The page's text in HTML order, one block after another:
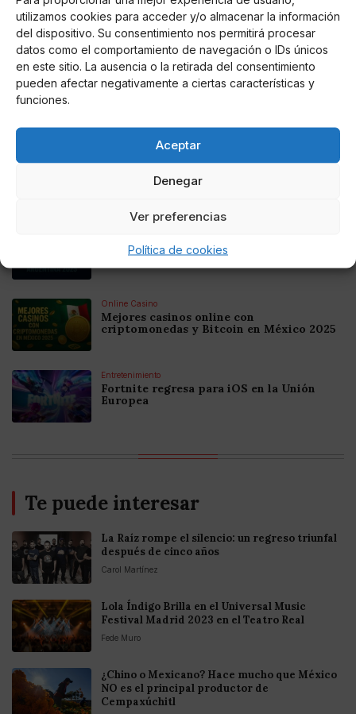
utilizamos cookies para acceder y/o almacenar la información
del dispositivo. Su consentimiento nos permitirá procesar
datos como el comportamiento de navegación o IDs únicos
en este sitio. La ausencia o la retirada del consentimiento
pueden afectar negativamente a ciertas características y
funciones.
Aceptar
Denegar
Ver preferencias
Política de cookies
AUTOR
Antonio Gómez
Noticias relacionadas
Mejores Cripto Casinos Online en
Colombia 2025: Bitcoin Casinos
Mejores Casinos Online con Bitcoin y
Criptomonedas en Argentina 2025
Online Casino
Mejores casinos online con
criptomonedas y Bitcoin en México 2025
Entretenimiento
Fortnite regresa para iOS en la Unión
Europea
Te puede interesar
La Raíz rompe el silencio: un regreso triunfal
después de cinco años
Carol Martínez
Lola Índigo Brilla en el Universal Music
Festival Madrid 2023 en el Teatro Real
Fede Muro
¿Chino o Mexicano? Hace mucho que México
NO es el principal productor de
Cempaxúchitl